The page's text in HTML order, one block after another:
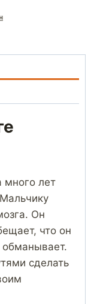
много лет
Он
что он
сделать